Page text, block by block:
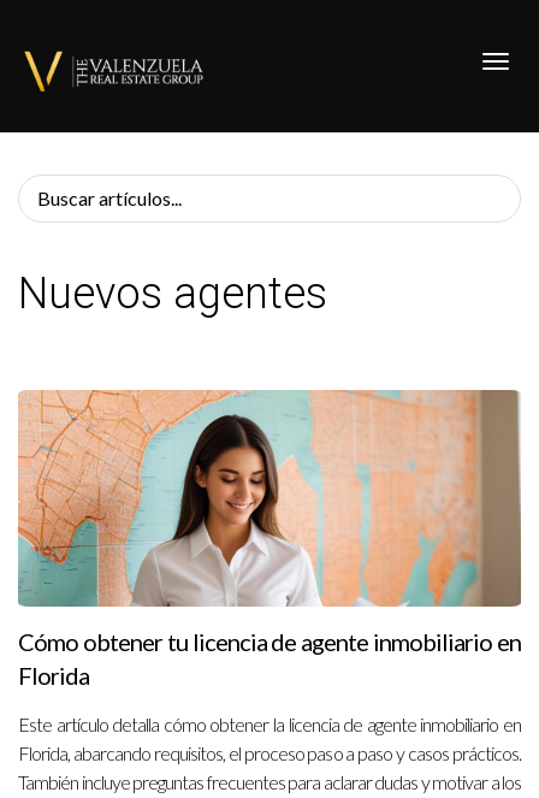
Nuevos agentes
Cómo obtener tu licencia de agente inmobiliario en
Florida
Este artículo detalla cómo obtener la licencia de agente inmobiliario en
Florida, abarcando requisitos, el proceso paso a paso y casos prácticos.
También incluye preguntas frecuentes para aclarar dudas y motivar a los